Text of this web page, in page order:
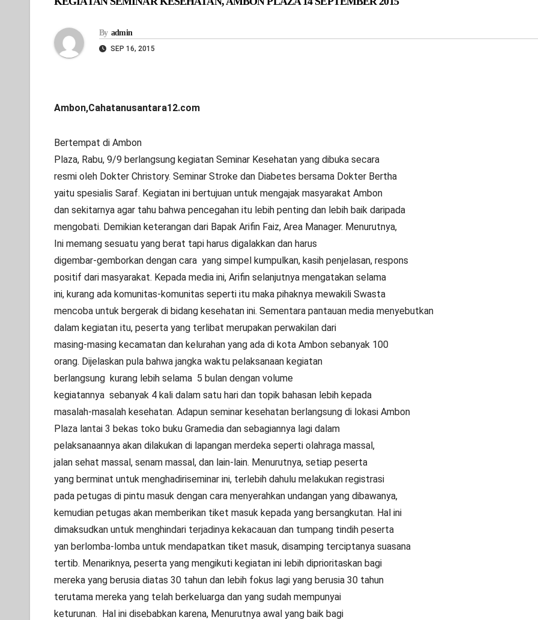
By admin
SEP 16, 2015
Ambon,Cahatanusantara12.com
Bertempat di Ambon
Plaza, Rabu, 9/9 berlangsung kegiatan Seminar Kesehatan yang dibuka secara
resmi oleh Dokter Christory. Seminar Stroke dan Diabetes bersama Dokter Bertha
yaitu spesialis Saraf. Kegiatan ini bertujuan untuk mengajak masyarakat Ambon
dan sekitarnya agar tahu bahwa pencegahan itu lebih penting dan lebih baik daripada
mengobati. Demikian keterangan dari Bapak Arifin Faiz, Area Manager. Menurutnya,
Ini memang sesuatu yang berat tapi harus digalakkan dan harus
digembar-gemborkan dengan cara yang simpel kumpulkan, kasih penjelasan, respons
positif dari masyarakat. Kepada media ini, Arifin selanjutnya mengatakan selama
ini, kurang ada komunitas-komunitas seperti itu maka pihaknya mewakili Swasta
mencoba untuk bergerak di bidang kesehatan ini. Sementara pantauan media menyebutkan
dalam kegiatan itu, peserta yang terlibat merupakan perwakilan dari
masing-masing kecamatan dan kelurahan yang ada di kota Ambon sebanyak 100
orang. Dijelaskan pula bahwa jangka waktu pelaksanaan kegiatan
berlangsung kurang lebih selama 5 bulan dengan volume
kegiatannya sebanyak 4 kali dalam satu hari dan topik bahasan lebih kepada
masalah-masalah kesehatan. Adapun seminar kesehatan berlangsung di lokasi Ambon
Plaza lantai 3 bekas toko buku Gramedia dan sebagiannya lagi dalam
pelaksanaannya akan dilakukan di lapangan merdeka seperti olahraga massal,
jalan sehat massal, senam massal, dan lain-lain. Menurutnya, setiap peserta
yang berminat untuk menghadiriseminar ini, terlebih dahulu melakukan registrasi
pada petugas di pintu masuk dengan cara menyerahkan undangan yang dibawanya,
kemudian petugas akan memberikan tiket masuk kepada yang bersangkutan. Hal ini
dimaksudkan untuk menghindari terjadinya kekacauan dan tumpang tindih peserta
yan berlomba-lomba untuk mendapatkan tiket masuk, disamping terciptanya suasana
tertib. Menariknya, peserta yang mengikuti kegiatan ini lebih diprioritaskan bagi
mereka yang berusia diatas 30 tahun dan lebih fokus lagi yang berusia 30 tahun
terutama mereka yang telah berkeluarga dan yang sudah mempunyai
keturunan. Hal ini disebabkan karena, Menurutnya awal yang baik bagi